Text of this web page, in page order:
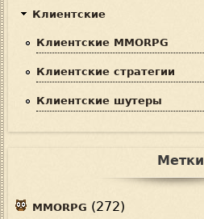
Клиентские
Клиентские MMORPG
Клиентские стратегии
Клиентские шутеры
Метки
MMORPG (272)